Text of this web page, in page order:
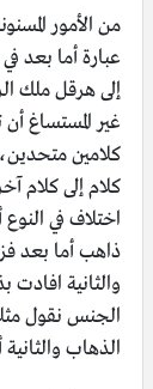
من الأمور
عبارة أما بعد
إلى هرقل ملك
غير المستساغ أن
كلامين
كلام إلى كلام
اختلاف في
ذاهب أما بعد
والثانية
الجنس نقول
الذهاب